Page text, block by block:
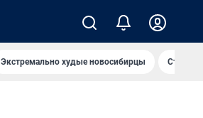
Экстремально худые новосибирцы Старт